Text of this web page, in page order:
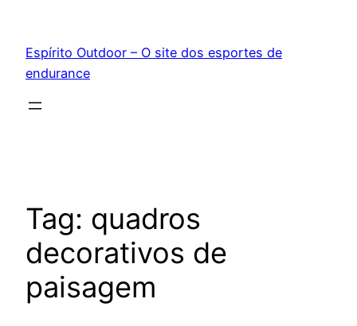
conteúdo
Espírito Outdoor – O site dos esportes de
endurance
Tag: quadros
decorativos de
paisagem